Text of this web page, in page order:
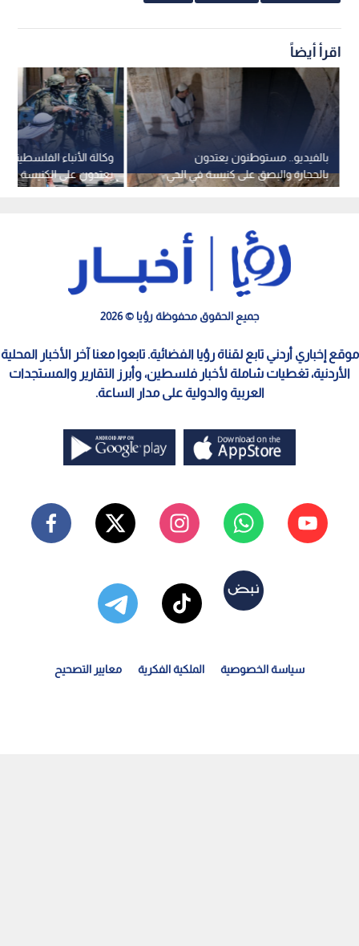
اقرأ أيضاً
وكالة الأنباء
يعتدون على الكنيسة
القدس وجيش الاحتلال
بالفيديو.. مستوطنون يعتدون
بالحجارة والبصق على كنيسة في الحي
الأرمني بالقدس المحتلة
جميع الحقوق محفوظة رؤيا © 2026
موقع إخباري أردني تابع لقناة رؤيا الفضائية. تابعوا معنا آخر الأخبار المحلية
الأردنية، تغطيات شاملة لأخبار فلسطين، وأبرز التقارير والمستجدات
العربية والدولية على مدار الساعة.
سياسة الخصوصية الملكية الفكرية معايير التصحيح